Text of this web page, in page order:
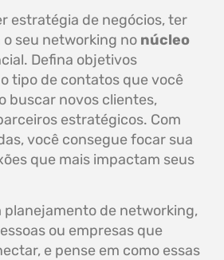
estratégia de negócios, ter
seu networking no núcleo
Defina objetivos
tipo de contatos que você
buscar novos clientes,
estratégicos. Com
você consegue focar sua
que mais impactam seus
planejamento de networking,
ou empresas que
e pense em como essas